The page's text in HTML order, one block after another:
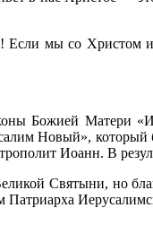
Если мы со
Божией Матери
Новый»,
Иоанн. В
Святыни, но